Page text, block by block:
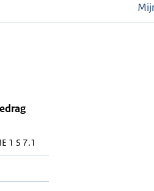
1 S 7.1